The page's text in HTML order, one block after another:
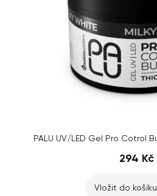
294 Kč
Vložit do košíku